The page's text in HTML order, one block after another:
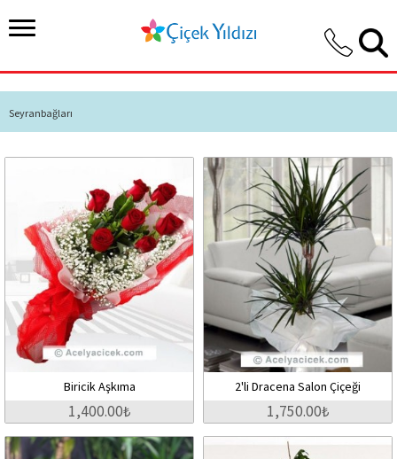
Seyranbağları
Biricik Aşkıma
1,400.00₺
2'li Dracena Salon Çiçeği
1,750.00₺